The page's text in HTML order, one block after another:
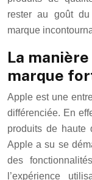
rester au goût du
marque
La
marque
Apple est une
différenciée. En
produits de haute
Apple a su se
des
l’expérience